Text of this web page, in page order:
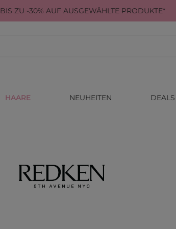
BIS ZU -30% AUF AUSGEWÄHLTE PRODUKTE*
HAARE NEUHEITEN DEALS